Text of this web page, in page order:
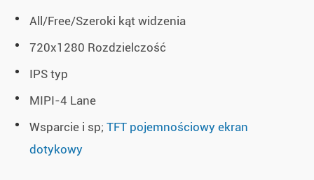
All/Free/Szeroki kąt widzenia
720x1280 Rozdzielczość
IPS typ
MIPI-4 Lane
Wsparcie i sp;TFT pojemnościowy ekran
dotykowy